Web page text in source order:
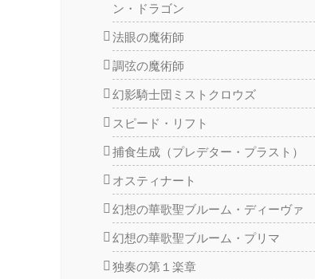
ン・ドラゴン
法眼の魔術師
調弦の魔術師
幻影騎士団ミストクロウズ
スピード・リフト
捕食生成（プレデター・プラスト）
オスティナート
幻想の華歌聖ブルーム・ディーヴァ
幻想の華歌聖ブルーム・プリマ
独奏の第１楽章